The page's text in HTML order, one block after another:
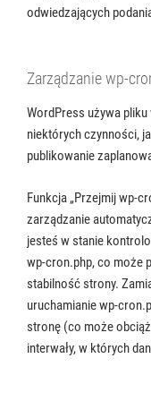
odwiedzających
Zarządzanie wp-
WordPress używa
niektórych czynności,
publikowanie
Funkcja „Przejmij wp-
zarządzanie
jesteś w stanie
wp-cron.php, co może
stabilność strony.
uruchamianie wp-
stronę (co może
interwały, w których